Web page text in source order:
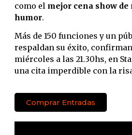
como el mejor cena show
humor.
Más de 150 funciones y un
respaldan su éxito,
miércoles a las 21.30hs, en
una cita imperdible con la
Comprar Entradas